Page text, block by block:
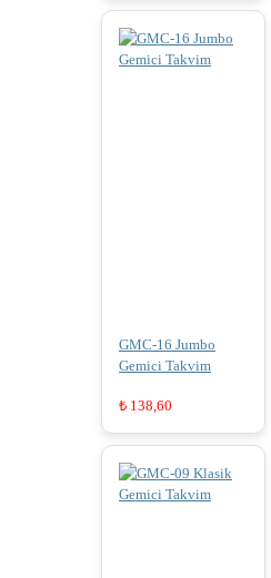
GMC-16 Jumbo
Gemici Takvim
₺ 138,60